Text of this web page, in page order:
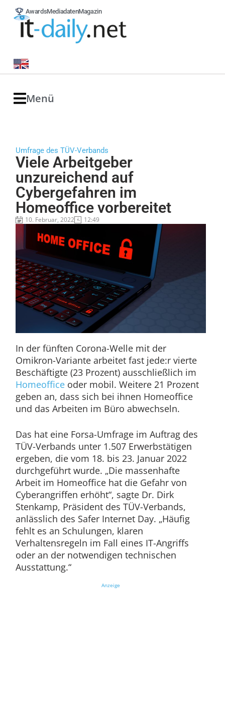
AwardsMediadatenMagazin
Menü
Umfrage des TÜV-Verbands
Viele Arbeitgeber
unzureichend auf
Cybergefahren im
Homeoffice vorbereitet
10. Februar, 2022 12:49
In der fünften Corona-Welle mit der
Omikron-Variante arbeitet fast jede:r vierte
Beschäftigte (23 Prozent) ausschließlich im
Homeofficeoder mobil. Weitere 21 Prozent
geben an, dass sich bei ihnen Homeoffice
und das Arbeiten im Büro abwechseln.
Das hat eine Forsa-Umfrage im Auftrag des
TÜV-Verbands unter 1.507 Erwerbstätigen
ergeben, die vom 18. bis 23. Januar 2022
durchgeführt wurde. „Die massenhafte
Arbeit im Homeoffice hat die Gefahr von
Cyberangriffen erhöht“, sagte Dr. Dirk
Stenkamp, Präsident des TÜV-Verbands,
anlässlich des Safer Internet Day. „Häufig
fehlt es an Schulungen, klaren
Verhaltensregeln im Fall eines IT-Angriffs
oder an der notwendigen technischen
Ausstattung.“
Anzeige